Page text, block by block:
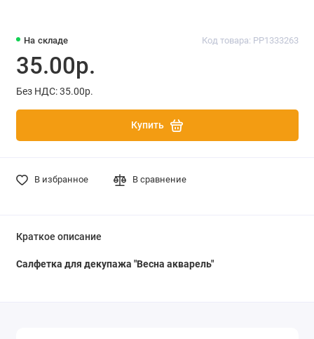
На складе Код товара: PP1333263
35.00р.
Без НДС: 35.00р.
Купить
В избранное В сравнение
Краткое описание
Салфетка для декупажа "Весна акварель"